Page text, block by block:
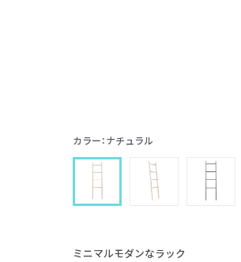
カラー：ナチュラル
ミニマルモダンなラック